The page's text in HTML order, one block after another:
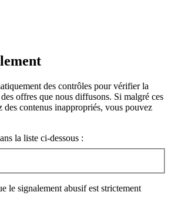
des contrôles pour vérifier la
offres que nous diffusons. Si malgré ces
des contenus inappropriés, vous pouvez
la liste ci-dessous :
le signalement abusif est strictement